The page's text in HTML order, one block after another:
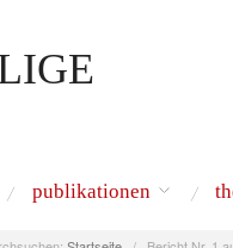
publikationen